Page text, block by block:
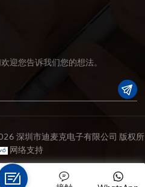
迎您告诉我们您的想法。
深圳市迪麦克电子有限公司 版权所
网络支持